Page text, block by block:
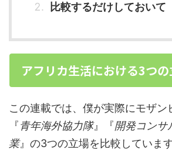
比較するだけしておいて
アフリカ生活における3つ
この連載では、僕が実際にモザン
『青年海外協力隊』『開発コンサ
業』の3つの立場を比較しています